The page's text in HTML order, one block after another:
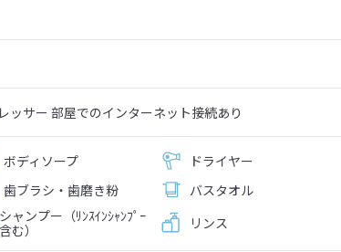
ッサー 部屋でのインターネット接続あり
ボディソープ
ドライヤー
歯ブラシ・歯磨き粉
バスタオル
シャンプー（ﾘﾝｽｲﾝｼｬﾝﾌﾟｰ
含む）
リンス